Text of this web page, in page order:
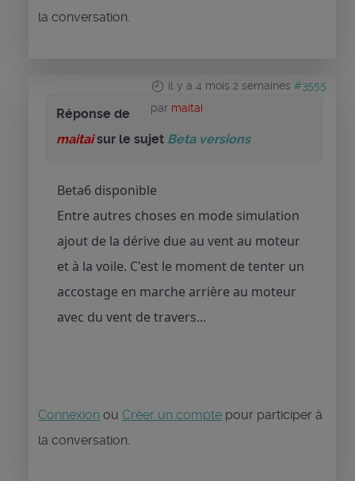
la conversation.
il y a 4 mois 2 semaines #3555
par maitai
Réponse de
maitaisur le sujet Beta versions
Beta6 disponible
Entre autres choses en mode simulation
ajout de la dérive due au vent au moteur
et à la voile. C'est le moment de tenter un
accostage en marche arrière au moteur
avec du vent de travers...
Connexion ou Créer un compte pour participer à
la conversation.